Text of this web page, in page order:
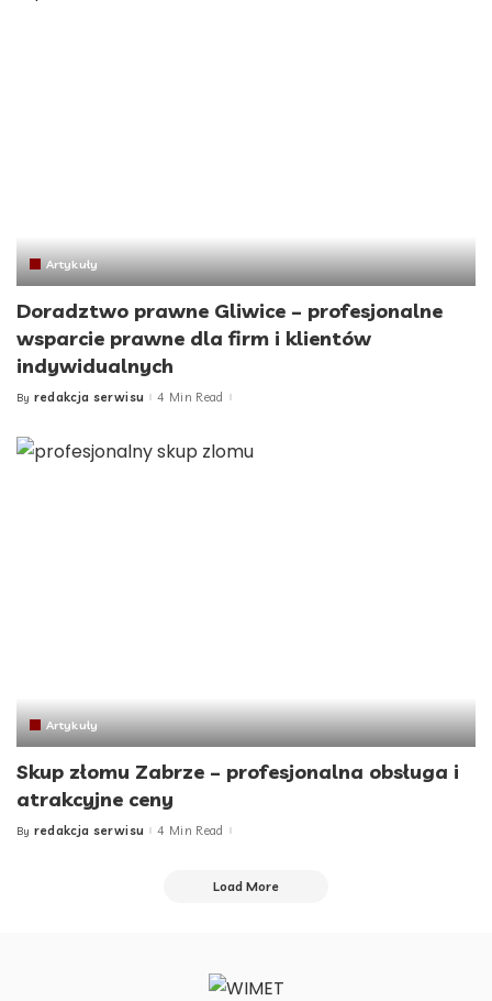
Artykuły
Doradztwo prawne Gliwice – profesjonalne
wsparcie prawne dla firm i klientów
indywidualnych
Posted
By redakcja serwisu 4 Min Read
Artykuły
Skup złomu Zabrze – profesjonalna obsługa i
atrakcyjne ceny
Posted
By redakcja serwisu 4 Min Read
Load More